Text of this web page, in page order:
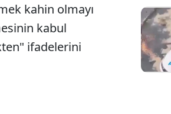
kahin olmayı
kabul
ifadelerini